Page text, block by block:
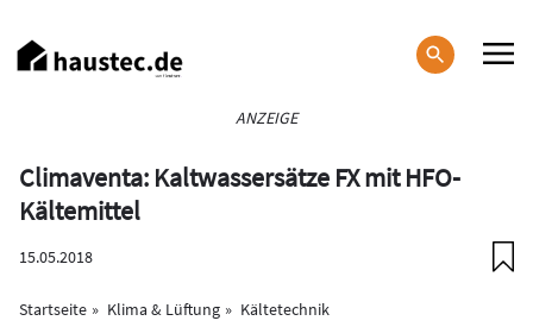
zum
Inhalt
ANZEIGE
Climaventa: Kaltwassersätze FX mit HFO-
Kältemittel
15.05.2018
Startseite Klima & Lüftung Kältetechnik